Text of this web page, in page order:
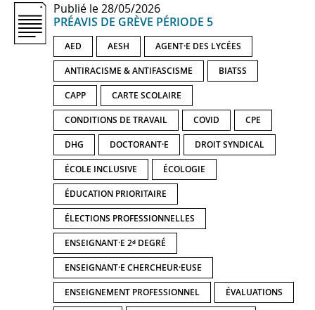
Publié le 28/05/2026
PRÉAVIS DE GRÈVE PÉRIODE 5
AED AESH AGENT·E DES LYCÉES
ANTIRACISME & ANTIFASCISME BIATSS
CAPP CARTE SCOLAIRE
CONDITIONS DE TRAVAIL COVID CPE
DHG DOCTORANT·E DROIT SYNDICAL
ÉCOLE INCLUSIVE ÉCOLOGIE
ÉDUCATION PRIORITAIRE
ÉLECTIONS PROFESSIONNELLES
ENSEIGNANT·E 2ᵈ DEGRÉ
ENSEIGNANT·E CHERCHEUR·EUSE
ENSEIGNEMENT PROFESSIONNEL ÉVALUATIONS